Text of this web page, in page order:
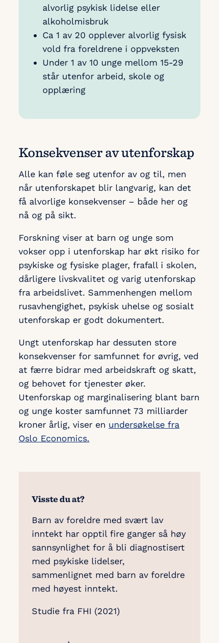
alvorlig psykisk lidelse eller
alkoholmisbruk
Ca 1 av 20 opplever alvorlig fysisk
vold fra foreldrene i oppveksten
Under 1 av 10 unge mellom 15-29
står utenfor arbeid, skole og
opplæring
Konsekvenser av utenforskap
Alle kan føle seg utenfor av og til, men
når utenforskapet blir langvarig, kan det
få alvorlige konsekvenser – både her og
nå og på sikt.
Forskning viser at barn og unge som
vokser opp i utenforskap har økt risiko for
psykiske og fysiske plager, frafall i skolen,
dårligere livskvalitet og varig utenforskap
fra arbeidslivet. Sammenhengen mellom
rusavhengighet, psykisk uhelse og sosialt
utenforskap er godt dokumentert.
Ungt utenforskap har dessuten store
konsekvenser for samfunnet for øvrig, ved
at færre bidrar med arbeidskraft og skatt,
og behovet for tjenester øker.
Utenforskap og marginalisering blant barn
og unge koster samfunnet 73 milliarder
kroner årlig, viser en undersøkelse fra
Oslo Economics.
Visste du at?
Barn av foreldre med svært lav
inntekt har opptil fire ganger så høy
sannsynlighet for å bli diagnostisert
med psykiske lidelser,
sammenlignet med barn av foreldre
med høyest inntekt.
Studie fra FHI (2021)